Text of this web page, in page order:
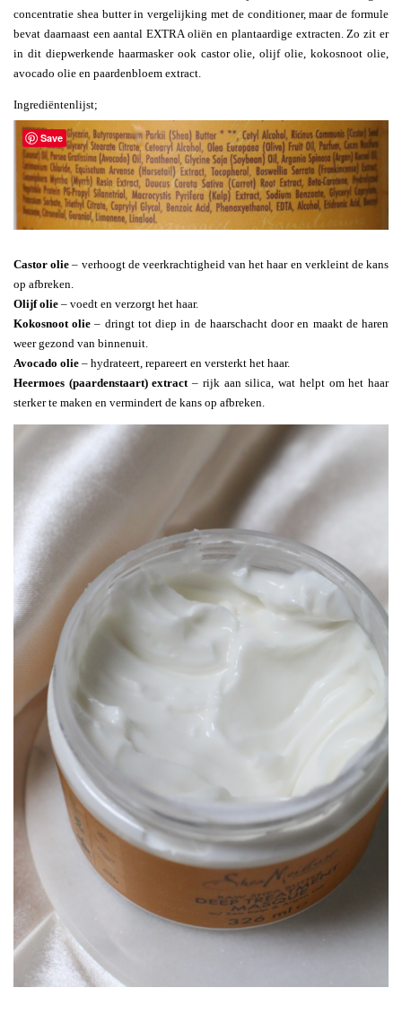
concentratie shea butter in vergelijking met de conditioner, maar de formule
bevat daarnaast een aantal EXTRA oliën en plantaardige extracten. Zo zit er
in dit diepwerkende haarmasker ook castor olie, olijf olie, kokosnoot olie,
avocado olie en paardenbloem extract.
Ingrediëntenlijst;
Castor olie – verhoogt de veerkrachtigheid van het haar en verkleint de kans
op afbreken.
Olijf olie – voedt en verzorgt het haar.
Kokosnoot olie – dringt tot diep in de haarschacht door en maakt de haren
weer gezond van binnenuit.
Avocado olie – hydrateert, repareert en versterkt het haar.
Heermoes (paardenstaart) extract– rijk aan silica, wat helpt om het haar
sterker te maken en vermindert de kans op afbreken.
Save